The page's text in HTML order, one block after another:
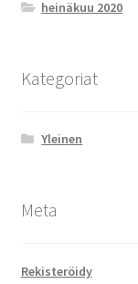
heinäkuu 2020
Kategoriat
Yleinen
Meta
Rekisteröidy